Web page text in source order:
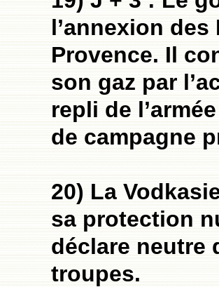
l’annexion
Provence. Il
son gaz par
repli de
de campagne
20) La
sa protection
déclare neutre
troupes.